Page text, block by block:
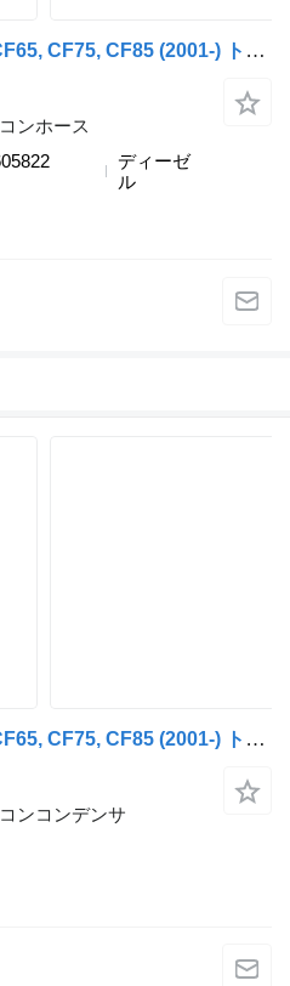
DAF LF45, LF55, LF180, CF65, CF75, CF85 (2001-) トラクタートラックのためのValeo LF45 (01.01-) 698853 44511 エアコンホース
ンホース
ディーゼ
ル
DAF LF45, LF55, LF180, CF65, CF75, CF85 (2001-) トラクタートラックのためのDAF CF75 (01.01-) 1744085 エアコンコンデンサ
ンコンデンサ